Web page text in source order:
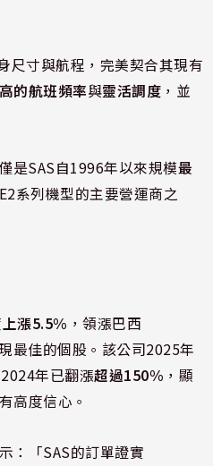
尺寸與航程，完美契合其現有
的航班頻率與靈活調度 ，並
是SAS自1996年以來規模最
系列機型的主要營運商之
上漲5.5% ，領漲巴西
最佳的個股。該公司2025年
2024年已翻漲超過150% ，顯
高度信心。
：「SAS的訂單證實